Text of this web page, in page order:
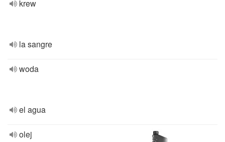
krew
la sangre
woda
el agua
olej